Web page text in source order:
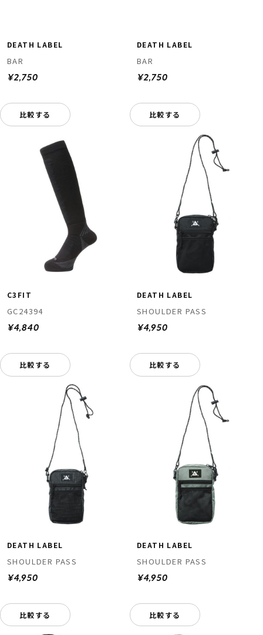
DEATH LABEL
BAR
¥2,750
比較する
DEATH LABEL
BAR
¥2,750
比較する
C3FIT
GC24394
¥4,840
比較する
DEATH LABEL
SHOULDER PASS
¥4,950
比較する
DEATH LABEL
SHOULDER PASS
¥4,950
比較する
DEATH LABEL
SHOULDER PASS
¥4,950
比較する